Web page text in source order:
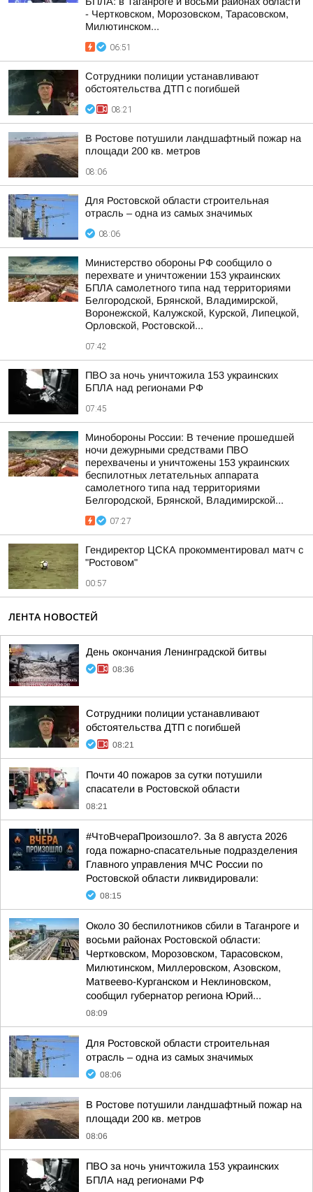
- Чертковском, Морозовском, Тарасовском,
Милютинском...
06:51
Сотрудники полиции устанавливают
обстоятельства ДТП с погибшей
08:21
В Ростове потушили ландшафтный пожар на
площади 200 кв. метров
08:06
Для Ростовской области строительная
отрасль – одна из самых значимых
08:06
Министерство обороны РФ сообщило о
перехвате и уничтожении 153 украинских
БПЛА самолетного типа над территориями
Белгородской, Брянской, Владимирской,
Воронежской, Калужской, Курской, Липецкой,
Орловской, Ростовской...
07:42
ПВО за ночь уничтожила 153 украинских
БПЛА над регионами РФ
07:45
Минобороны России: В течение прошедшей
ночи дежурными средствами ПВО
перехвачены и уничтожены 153 украинских
беспилотных летательных аппарата
самолетного типа над территориями
Белгородской, Брянской, Владимирской...
07:27
Гендиректор ЦСКА прокомментировал матч с
"Ростовом"
00:57
ЛЕНТА НОВОСТЕЙ
День окончания Ленинградской битвы
08:36
Сотрудники полиции устанавливают
обстоятельства ДТП с погибшей
08:21
Почти 40 пожаров за сутки потушили
спасатели в Ростовской области
08:21
#ЧтоВчераПроизошло?. За 8 августа 2026
года пожарно-спасательные подразделения
Главного управления МЧС России по
Ростовской области ликвидировали:
08:15
Около 30 беспилотников сбили в Таганроге и
восьми районах Ростовской области:
Чертковском, Морозовском, Тарасовском,
Милютинском, Миллеровском, Азовском,
Матвеево-Курганском и Неклиновском,
сообщил губернатор региона Юрий...
08:09
Для Ростовской области строительная
отрасль – одна из самых значимых
08:06
В Ростове потушили ландшафтный пожар на
площади 200 кв. метров
08:06
ПВО за ночь уничтожила 153 украинских
БПЛА над регионами РФ